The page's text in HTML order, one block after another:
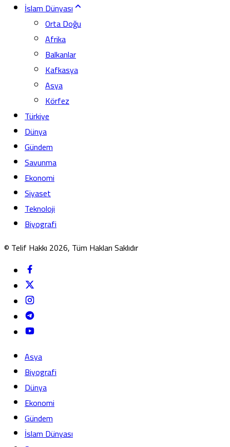
İslam Dünyası
Orta Doğu
Afrika
Balkanlar
Kafkasya
Asya
Körfez
Türkiye
Dünya
Gündem
Savunma
Ekonomi
Siyaset
Teknoloji
Biyografi
© Telif Hakkı 2026, Tüm Hakları Saklıdır
Asya
Biyografi
Dünya
Ekonomi
Gündem
İslam Dünyası